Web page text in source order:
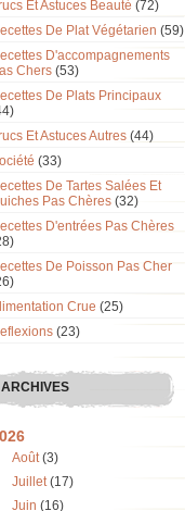
Et Astuces Beauté (72)
De Plat Végétarien (59)
D'accompagnements
Chers (53)
De Plats Principaux
Et Astuces Autres (44)
(33)
De Tartes Salées Et
Pas Chères (32)
D'entrées Pas Chères
De Poisson Pas Cher
Crue (25)
(23)
ARCHIVES
Août(3)
Juillet(17)
Juin (16)